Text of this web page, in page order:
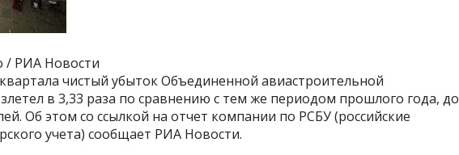
/ РИА Новости
чистый убыток Объединенной авиастроительной
в 3,33 раза по сравнению с тем же периодом прошлого года, до
Об этом со ссылкой на отчет компании по РСБУ (российские
учета) сообщает РИА Новости.